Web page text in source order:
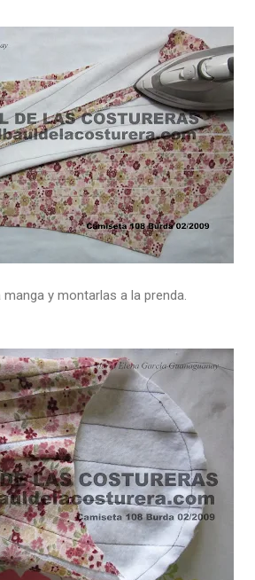
y montarlas a la prenda.